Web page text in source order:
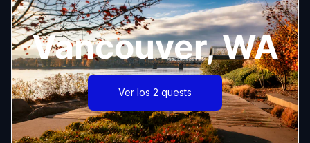
Vancouver, WA
Ver los 2 quests